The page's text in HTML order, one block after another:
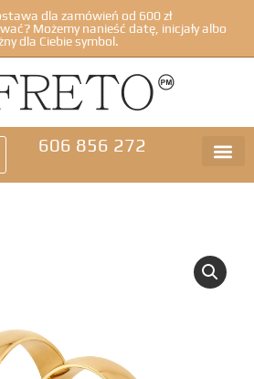
dla zamówień od 600 zł
Możemy nanieść datę, inicjały albo
dla Ciebie symbol.
606 856 272